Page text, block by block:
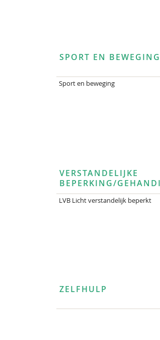
SPORT EN BEWEGING
Sport en beweging
VERSTANDELIJKE
BEPERKING/
LVB Licht verstandelijk beperkt
ZELFHULP